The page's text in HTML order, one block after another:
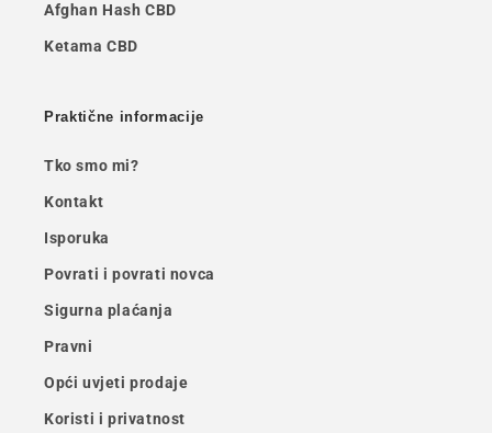
Afghan Hash CBD
Ketama CBD
Praktične informacije
Tko smo mi?
Kontakt
Isporuka
Povrati i povrati novca
Sigurna plaćanja
Pravni
Opći uvjeti prodaje
Koristi i privatnost